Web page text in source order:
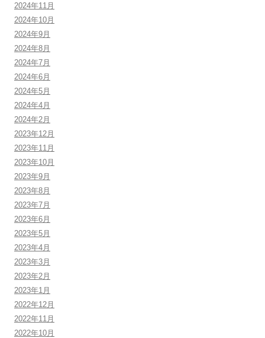
2024年11月
2024年10月
2024年9月
2024年8月
2024年7月
2024年6月
2024年5月
2024年4月
2024年2月
2023年12月
2023年11月
2023年10月
2023年9月
2023年8月
2023年7月
2023年6月
2023年5月
2023年4月
2023年3月
2023年2月
2023年1月
2022年12月
2022年11月
2022年10月